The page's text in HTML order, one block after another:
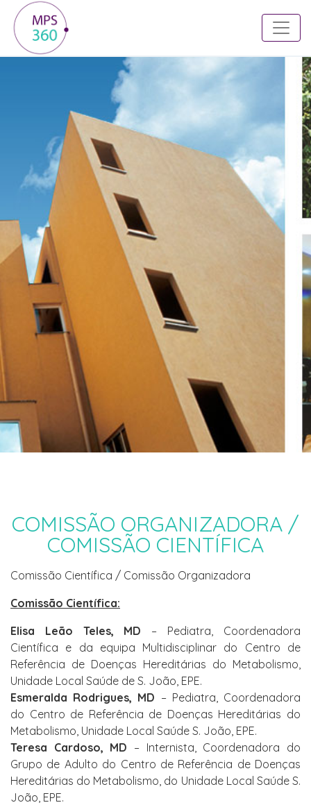
COMISSÃO ORGANIZADORA /
COMISSÃO CIENTÍFICA
Comissão Científica / Comissão Organizadora
Comissão Científica:
Elisa Leão Teles, MD – Pediatra, Coordenadora
Científica e da equipa Multidisciplinar do Centro de
Referência de Doenças Hereditárias do Metabolismo,
Unidade Local Saúde de S. João, EPE.
Esmeralda Rodrigues, MD – Pediatra, Coordenadora
do Centro de Referência de Doenças Hereditárias do
Metabolismo, Unidade Local Saúde S. João, EPE.
Teresa Cardoso, MD – Internista, Coordenadora do
Grupo de Adulto do Centro de Referência de Doenças
Hereditárias do Metabolismo, do Unidade Local SaúdeS.
João, EPE.